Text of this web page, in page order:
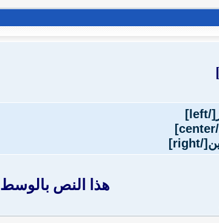
هذا النص بالوسط